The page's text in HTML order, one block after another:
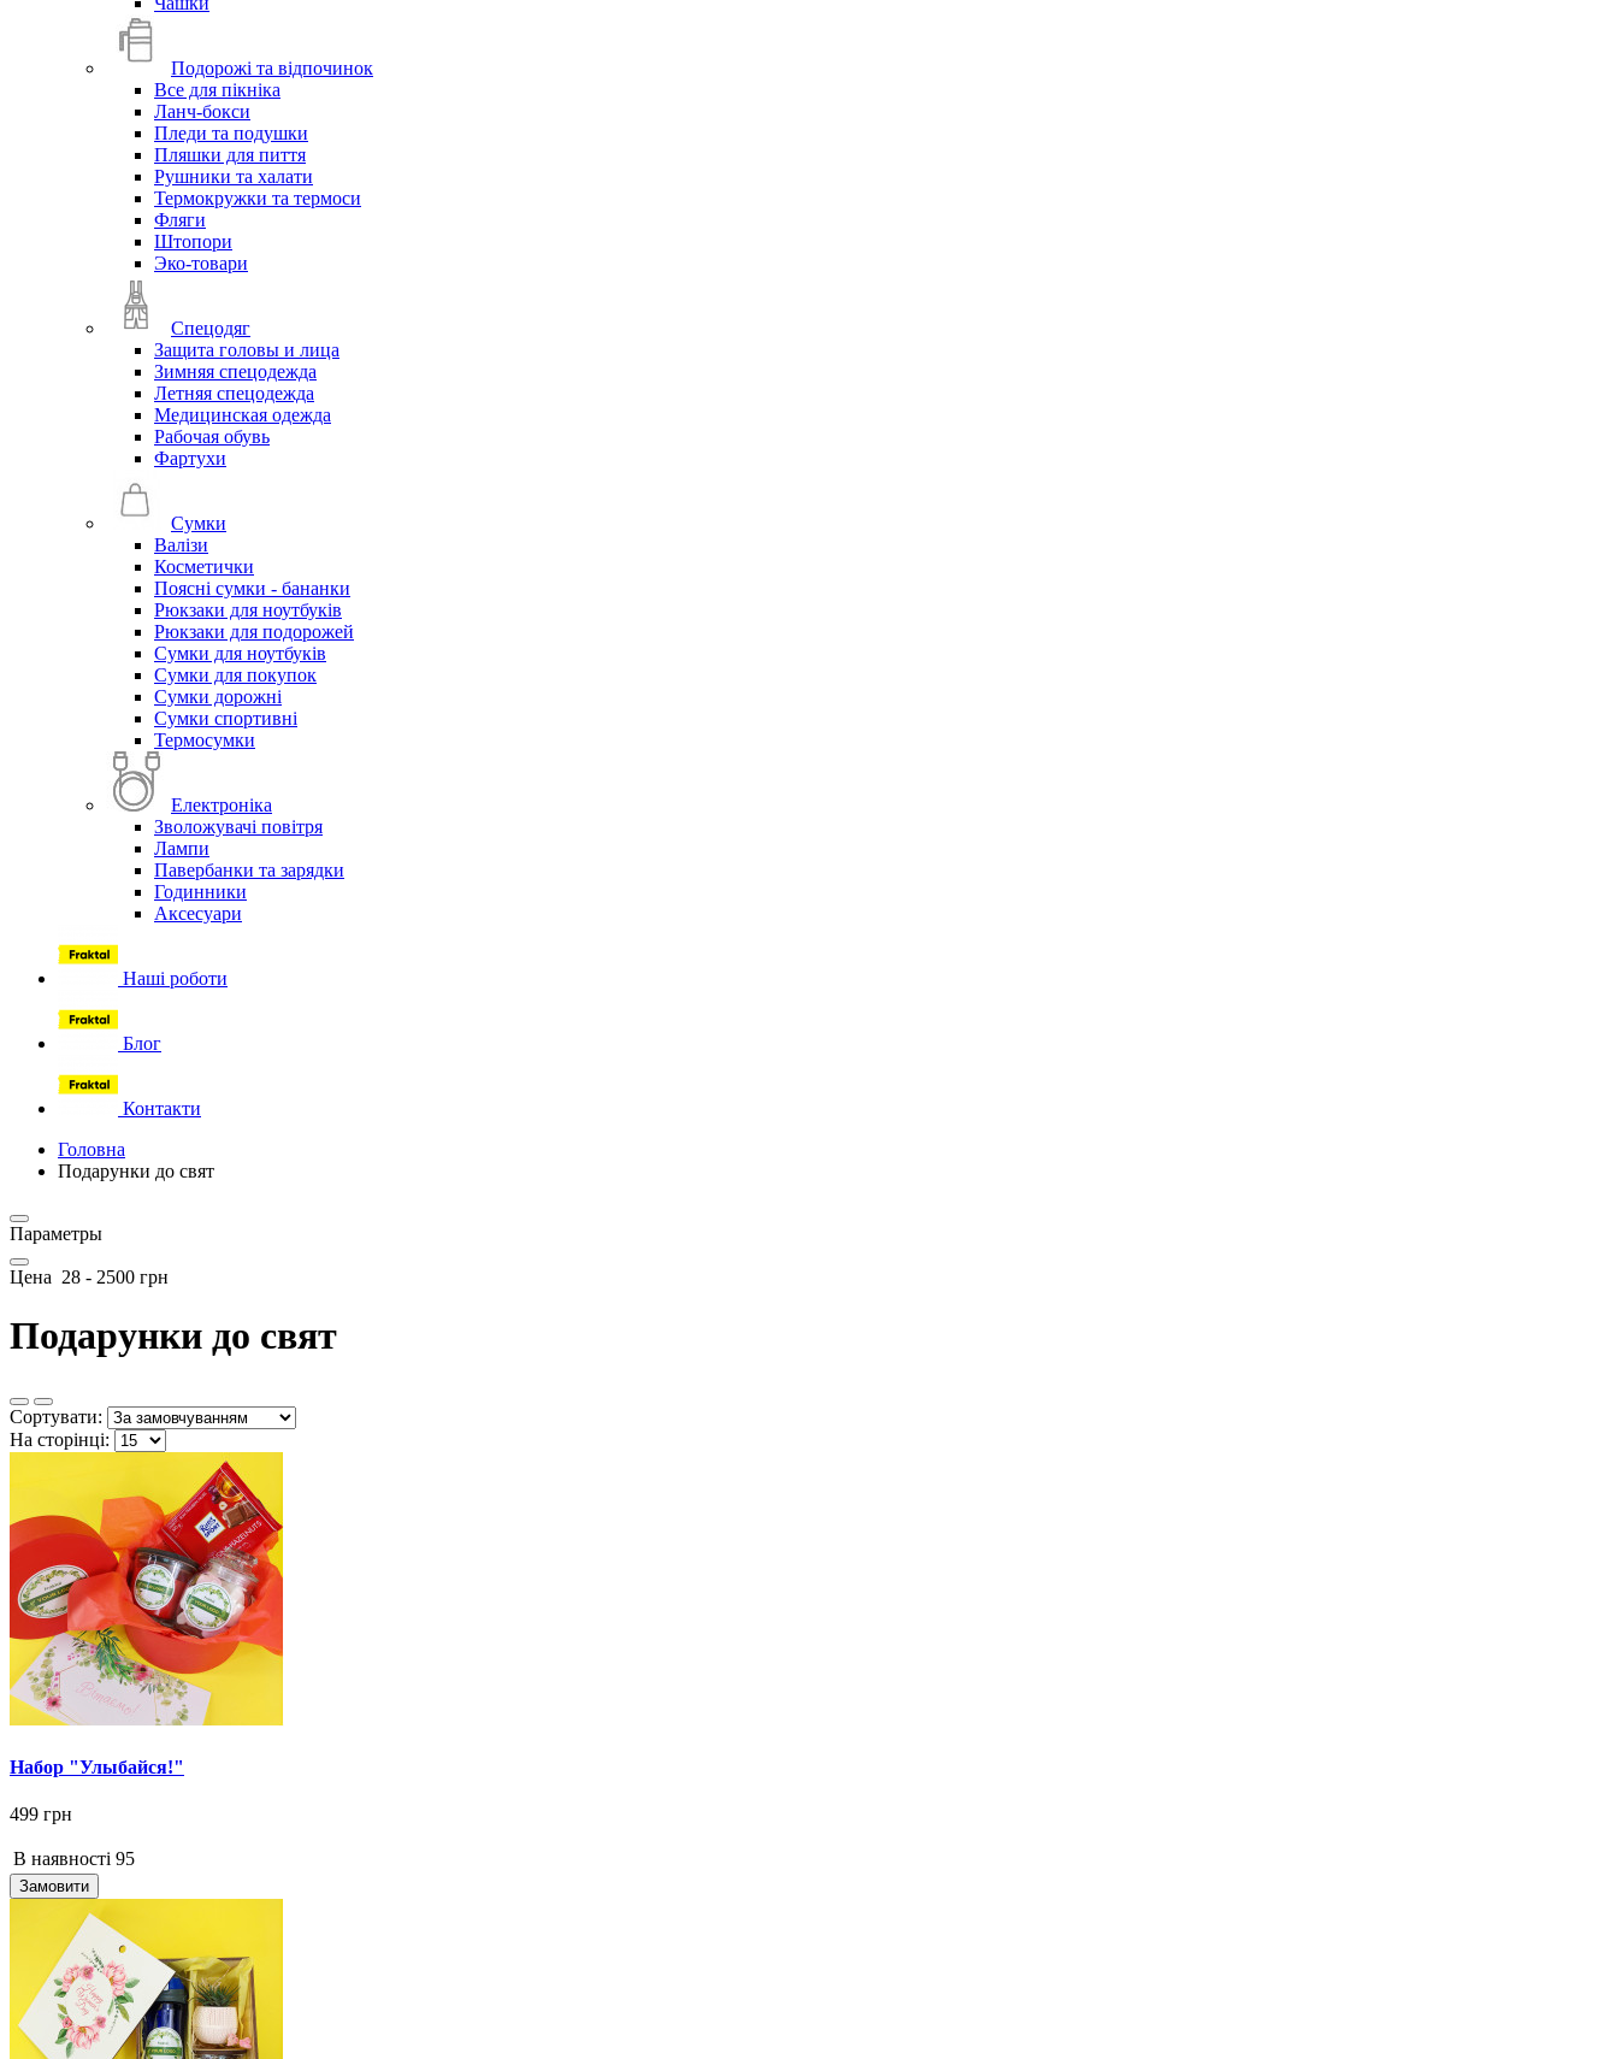
Подорожі та відпочинок
Все для пікніка
Ланч-бокси
Пледи та подушки
Пляшки для пиття
Рушники та халати
Термокружки та термоси
Фляги
Штопори
Эко-товари
Спецодяг
Защита головы и лица
Зимняя спецодежда
Летняя спецодежда
Медицинская одежда
Рабочая обувь
Фартухи
Сумки
Валізи
Косметички
Поясні сумки - бананки
Рюкзаки для ноутбуків
Рюкзаки для подорожей
Сумки для ноутбуків
Сумки для покупок
Сумки дорожні
Сумки спортивні
Термосумки
Електроніка
Зволожувачі повітря
Лампи
Павербанки та зарядки
Годинники
Аксесуари
Наші роботи
Блог
Контакти
Головна
Подарунки до свят
Параметры
Цена 28 - 2500 грн
Подарунки до свят
Сортувати:
На сторінці:
Набор "Улыбайся!"
499 грн
В наявності 95
Замовити